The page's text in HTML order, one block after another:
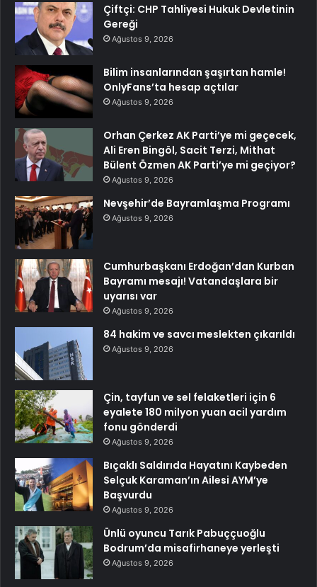
Çiftçi: CHP Tahliyesi Hukuk Devletinin
Gereği
Ağustos 9, 2026
Bilim insanlarından şaşırtan hamle!
OnlyFans’ta hesap açtılar
Ağustos 9, 2026
Orhan Çerkez AK Parti’ye mi geçecek,
Ali Eren Bingöl, Sacit Terzi, Mithat
Bülent Özmen AK Parti’ye mi geçiyor?
Ağustos 9, 2026
Nevşehir’de Bayramlaşma Programı
Ağustos 9, 2026
Cumhurbaşkanı Erdoğan’dan Kurban
Bayramı mesajı! Vatandaşlara bir
uyarısı var
Ağustos 9, 2026
84 hakim ve savcı meslekten çıkarıldı
Ağustos 9, 2026
Çin, tayfun ve sel felaketleri için 6
eyalete 180 milyon yuan acil yardım
fonu gönderdi
Ağustos 9, 2026
Bıçaklı Saldırıda Hayatını Kaybeden
Selçuk Karaman’ın Ailesi AYM’ye
Başvurdu
Ağustos 9, 2026
Ünlü oyuncu Tarık Pabuççuoğlu
Bodrum’da misafirhaneye yerleşti
Ağustos 9, 2026